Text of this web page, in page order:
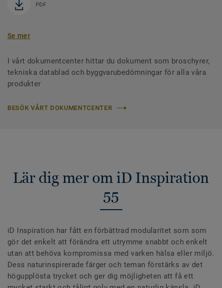
PDF
Se mer
I vårt dokumentcenter hittar du dokument som broschyrer,
tekniska datablad och byggvarubedömningar för alla våra
produkter
BESÖK VÅRT DOKUMENTCENTER
Lär dig mer om iD Inspiration
55
iD Inspiration har fått en förbättrad modularitet som som
gör det enkelt att förändra ett utrymme snabbt och enkelt
utan att behöva kompromissa med varken hälsa eller miljö.
Dess naturinspirerade färger och teman förstärks av det
högupplösta trycket och ger dig möjligheten att få ett